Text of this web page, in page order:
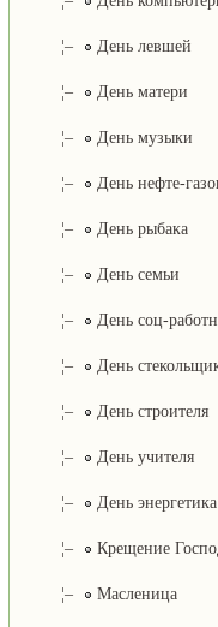
¦– День левшей
¦– День матери
¦– День музыки
¦– День нефте-
¦– День рыбака
¦– День семьи
¦– День соц-
¦– День
¦– День строителя
¦– День учителя
¦– День энергетика
¦– Крещение
¦– Масленица